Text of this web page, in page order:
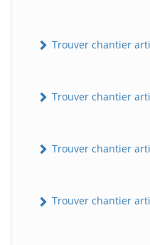
Trouver chantier
Trouver chantier
Trouver chantier
Trouver chantier